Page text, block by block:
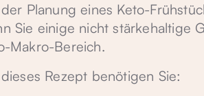
Planung eines Keto-
Sie einige nicht stärkehaltige
Makro-Bereich.
Rezept benötigen Sie: